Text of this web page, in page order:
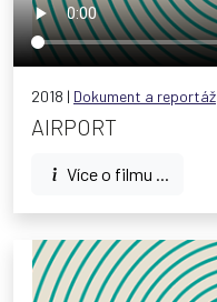
2018 | Dokument a reportáž
AIRPORT
Více o filmu ...